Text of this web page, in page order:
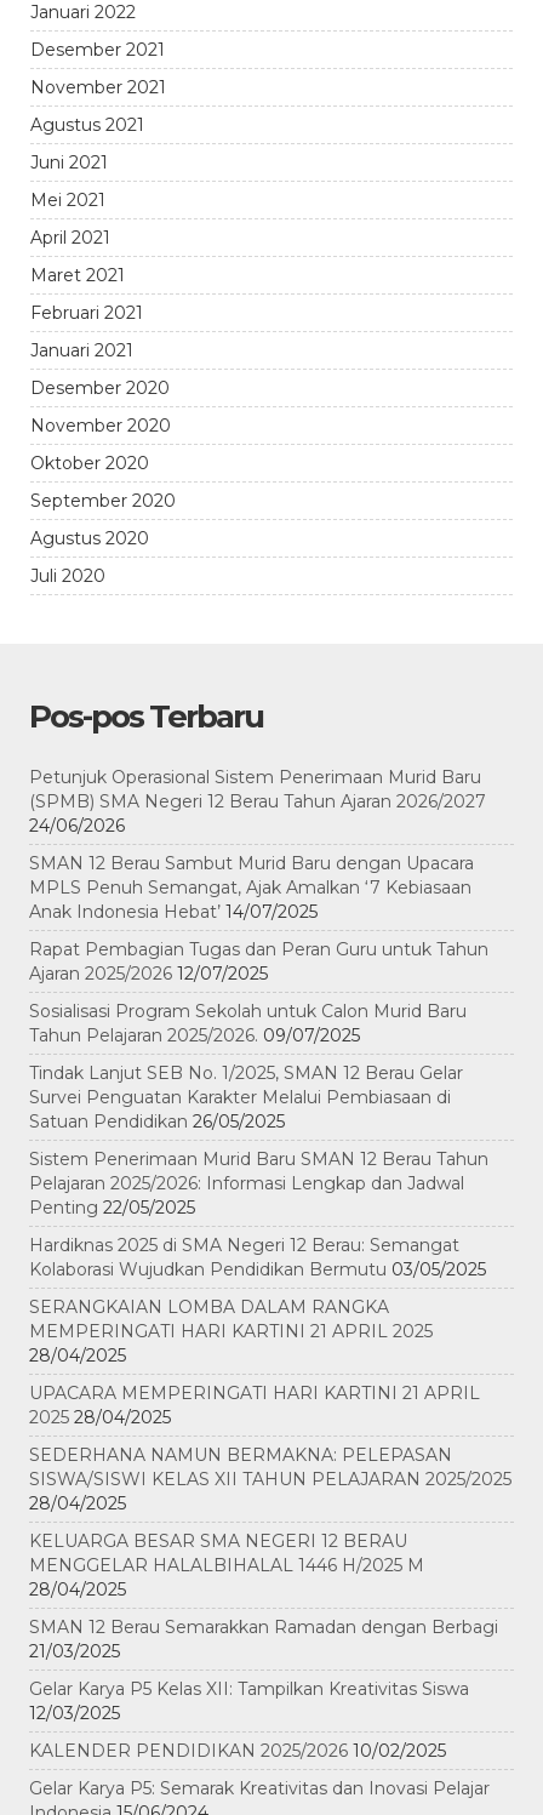
Januari 2022
Desember 2021
November 2021
Agustus 2021
Juni 2021
Mei 2021
April 2021
Maret 2021
Februari 2021
Januari 2021
Desember 2020
November 2020
Oktober 2020
September 2020
Agustus 2020
Juli 2020
Pos-pos Terbaru
Petunjuk Operasional Sistem Penerimaan Murid Baru
(SPMB) SMA Negeri 12 Berau Tahun Ajaran 2026/2027
24/06/2026
SMAN 12 Berau Sambut Murid Baru dengan Upacara
MPLS Penuh Semangat, Ajak Amalkan ‘7 Kebiasaan
Anak Indonesia Hebat’ 14/07/2025
Rapat Pembagian Tugas dan Peran Guru untuk Tahun
Ajaran 2025/2026 12/07/2025
Sosialisasi Program Sekolah untuk Calon Murid Baru
Tahun Pelajaran 2025/2026. 09/07/2025
Tindak Lanjut SEB No. 1/2025, SMAN 12 Berau Gelar
Survei Penguatan Karakter Melalui Pembiasaan di
Satuan Pendidikan 26/05/2025
Sistem Penerimaan Murid Baru SMAN 12 Berau Tahun
Pelajaran 2025/2026: Informasi Lengkap dan Jadwal
Penting 22/05/2025
Hardiknas 2025 di SMA Negeri 12 Berau: Semangat
Kolaborasi Wujudkan Pendidikan Bermutu 03/05/2025
SERANGKAIAN LOMBA DALAM RANGKA
MEMPERINGATI HARI KARTINI 21 APRIL 2025
28/04/2025
UPACARA MEMPERINGATI HARI KARTINI 21 APRIL
2025 28/04/2025
SEDERHANA NAMUN BERMAKNA: PELEPASAN
SISWA/SISWI KELAS XII TAHUN PELAJARAN 2025/2025
28/04/2025
KELUARGA BESAR SMA NEGERI 12 BERAU
MENGGELAR HALALBIHALAL 1446 H/2025 M
28/04/2025
SMAN 12 Berau Semarakkan Ramadan dengan Berbagi
21/03/2025
Gelar Karya P5 Kelas XII: Tampilkan Kreativitas Siswa
12/03/2025
KALENDER PENDIDIKAN 2025/2026 10/02/2025
Gelar Karya P5: Semarak Kreativitas dan Inovasi Pelajar